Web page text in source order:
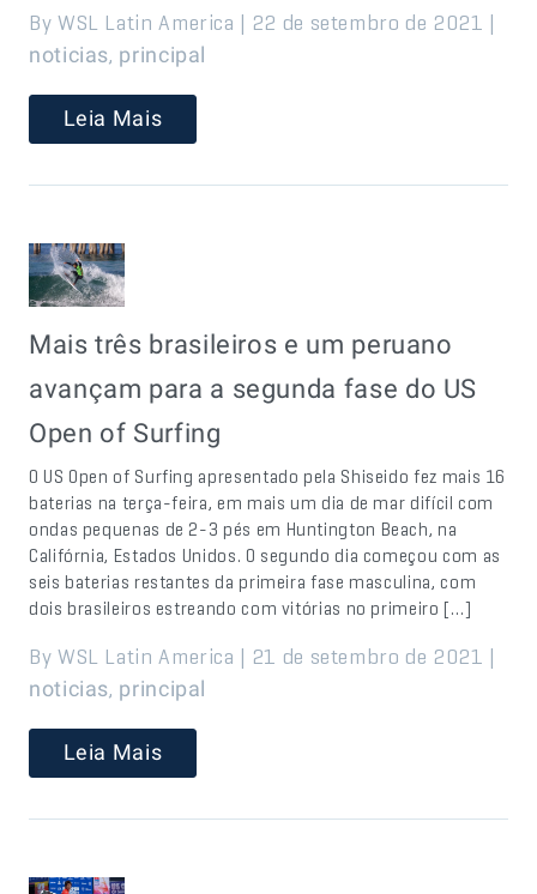
By WSL Latin America | 22 de setembro de 2021 |
noticias, principal
Leia Mais
Mais três brasileiros e um peruano
avançam para a segunda fase do US
Open of Surfing
O US Open of Surfing apresentado pela Shiseido fez mais 16
baterias na terça-feira, em mais um dia de mar difícil com
ondas pequenas de 2-3 pés em Huntington Beach, na
Califórnia, Estados Unidos. O segundo dia começou com as
seis baterias restantes da primeira fase masculina, com
dois brasileiros estreando com vitórias no primeiro […]
By WSL Latin America | 21 de setembro de 2021 |
noticias, principal
Leia Mais